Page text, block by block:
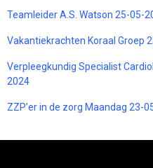
Teamleider A.S. Watson 25-05-
Vakantiekrachten Koraal Groep
Verpleegkundig Specialist
2024
ZZP’er in de zorg Maandag 23-